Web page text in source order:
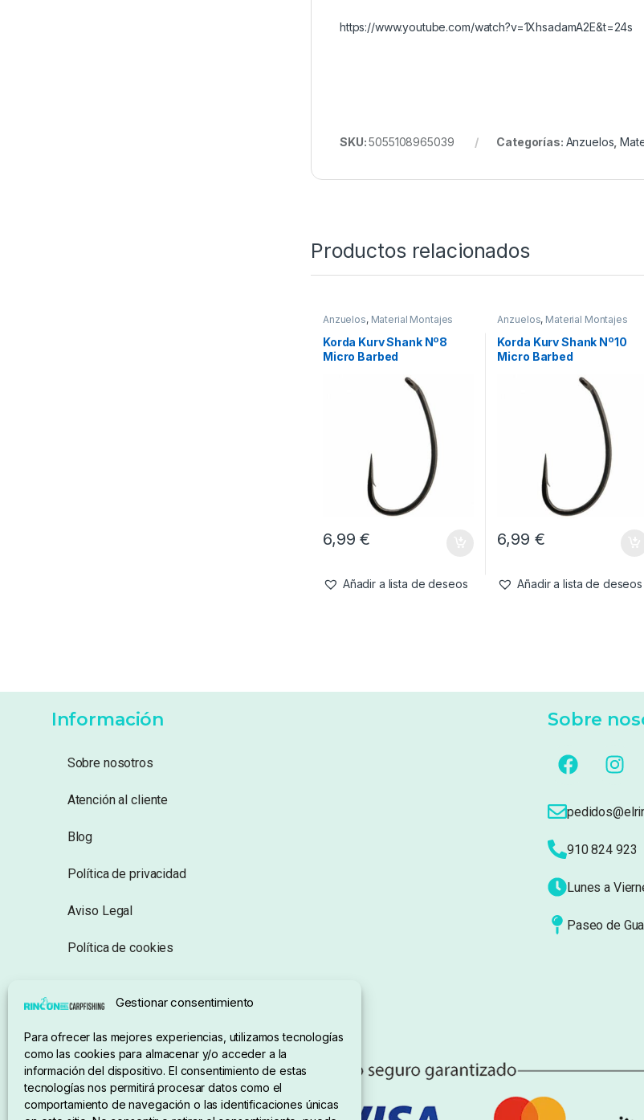
Gestionar consentimiento
Para ofrecer las mejores experiencias, utilizamos tecnologías
como las cookies para almacenar y/o acceder a la
información del dispositivo. El consentimiento de estas
tecnologías nos permitirá procesar datos como el
comportamiento de navegación o las identificaciones únicas
https://www.youtube.com/watch?v=1XhsadamA2E&t=24s
SKU:5055108965039 Categorías: Anzuelos ,
Productos relacionados
Anzuelos, Material Montajes
Korda Kurv Shank Nº8
Micro Barbed
6,99€
Añadir a lista de deseos
Anzuelos, Material Montajes
Korda Kurv Shank Nº10
Micro Barbed
6,99 €
Añadir a lista de deseos
Información
Sobre nosotros
Atención al cliente
Blog
Política de privacidad
Aviso Legal
Política de cookies
Condiciones de compra
Sobre
910 824 923
Lunes a
Paseo de